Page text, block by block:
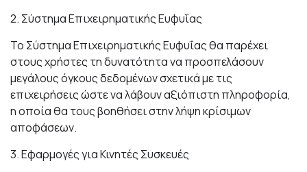
2. Σύστημα Επιχειρηματικής Ευφυΐας
Το Σύστημα Επιχειρηματικής Ευφυΐας θα παρέχει
στους χρήστες τη δυνατότητα να προσπελάσουν
μεγάλους όγκους δεδομένων σχετικά με τις
επιχειρήσεις ώστε να λάβουν αξιόπιστη πληροφορία,
η οποία θα τους βοηθήσει στην λήψη κρίσιμων
αποφάσεων.
3. Εφαρμογές για Κινητές Συσκευές